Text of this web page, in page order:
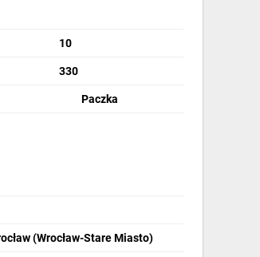
10
330
Paczka
(Wrocław-Stare Miasto)